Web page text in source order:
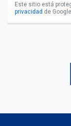
Este sitio está
privacidad de